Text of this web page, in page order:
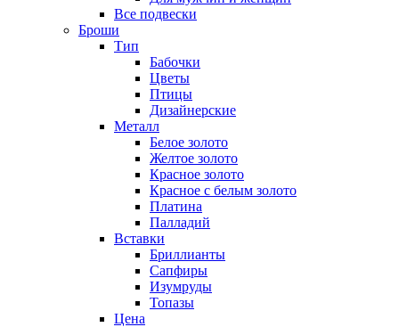
Все подвески
Броши
Тип
Бабочки
Цветы
Птицы
Дизайнерские
Металл
Белое золото
Желтое золото
Красное золото
Красное с белым золото
Платина
Палладий
Вставки
Бриллианты
Сапфиры
Изумруды
Топазы
Цена